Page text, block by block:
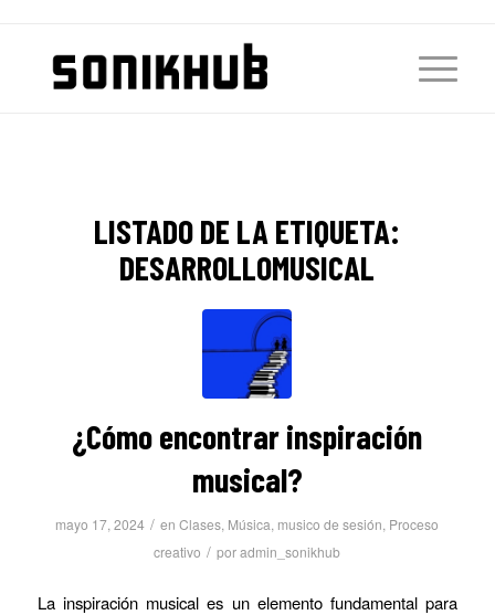
LISTADO DE LA ETIQUETA:
DESARROLLOMUSICAL
¿Cómo encontrar inspiración
musical?
mayo 17, 2024 / enClases, Música, musico de sesión, Proceso
creativo / poradmin_sonikhub
La inspiración musical es un elemento fundamental para